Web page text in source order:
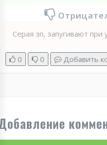
Серая зп, запугивают при
0 0 Добавить